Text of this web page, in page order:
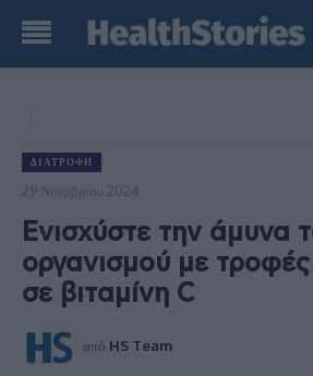
ΔΙΑΤΡΟΦΉ
29 Νοεμβρίου 2024
Ενισχύστε την άμυνα
οργανισμού με τροφές
σε βιταμίνη C
από HS Team